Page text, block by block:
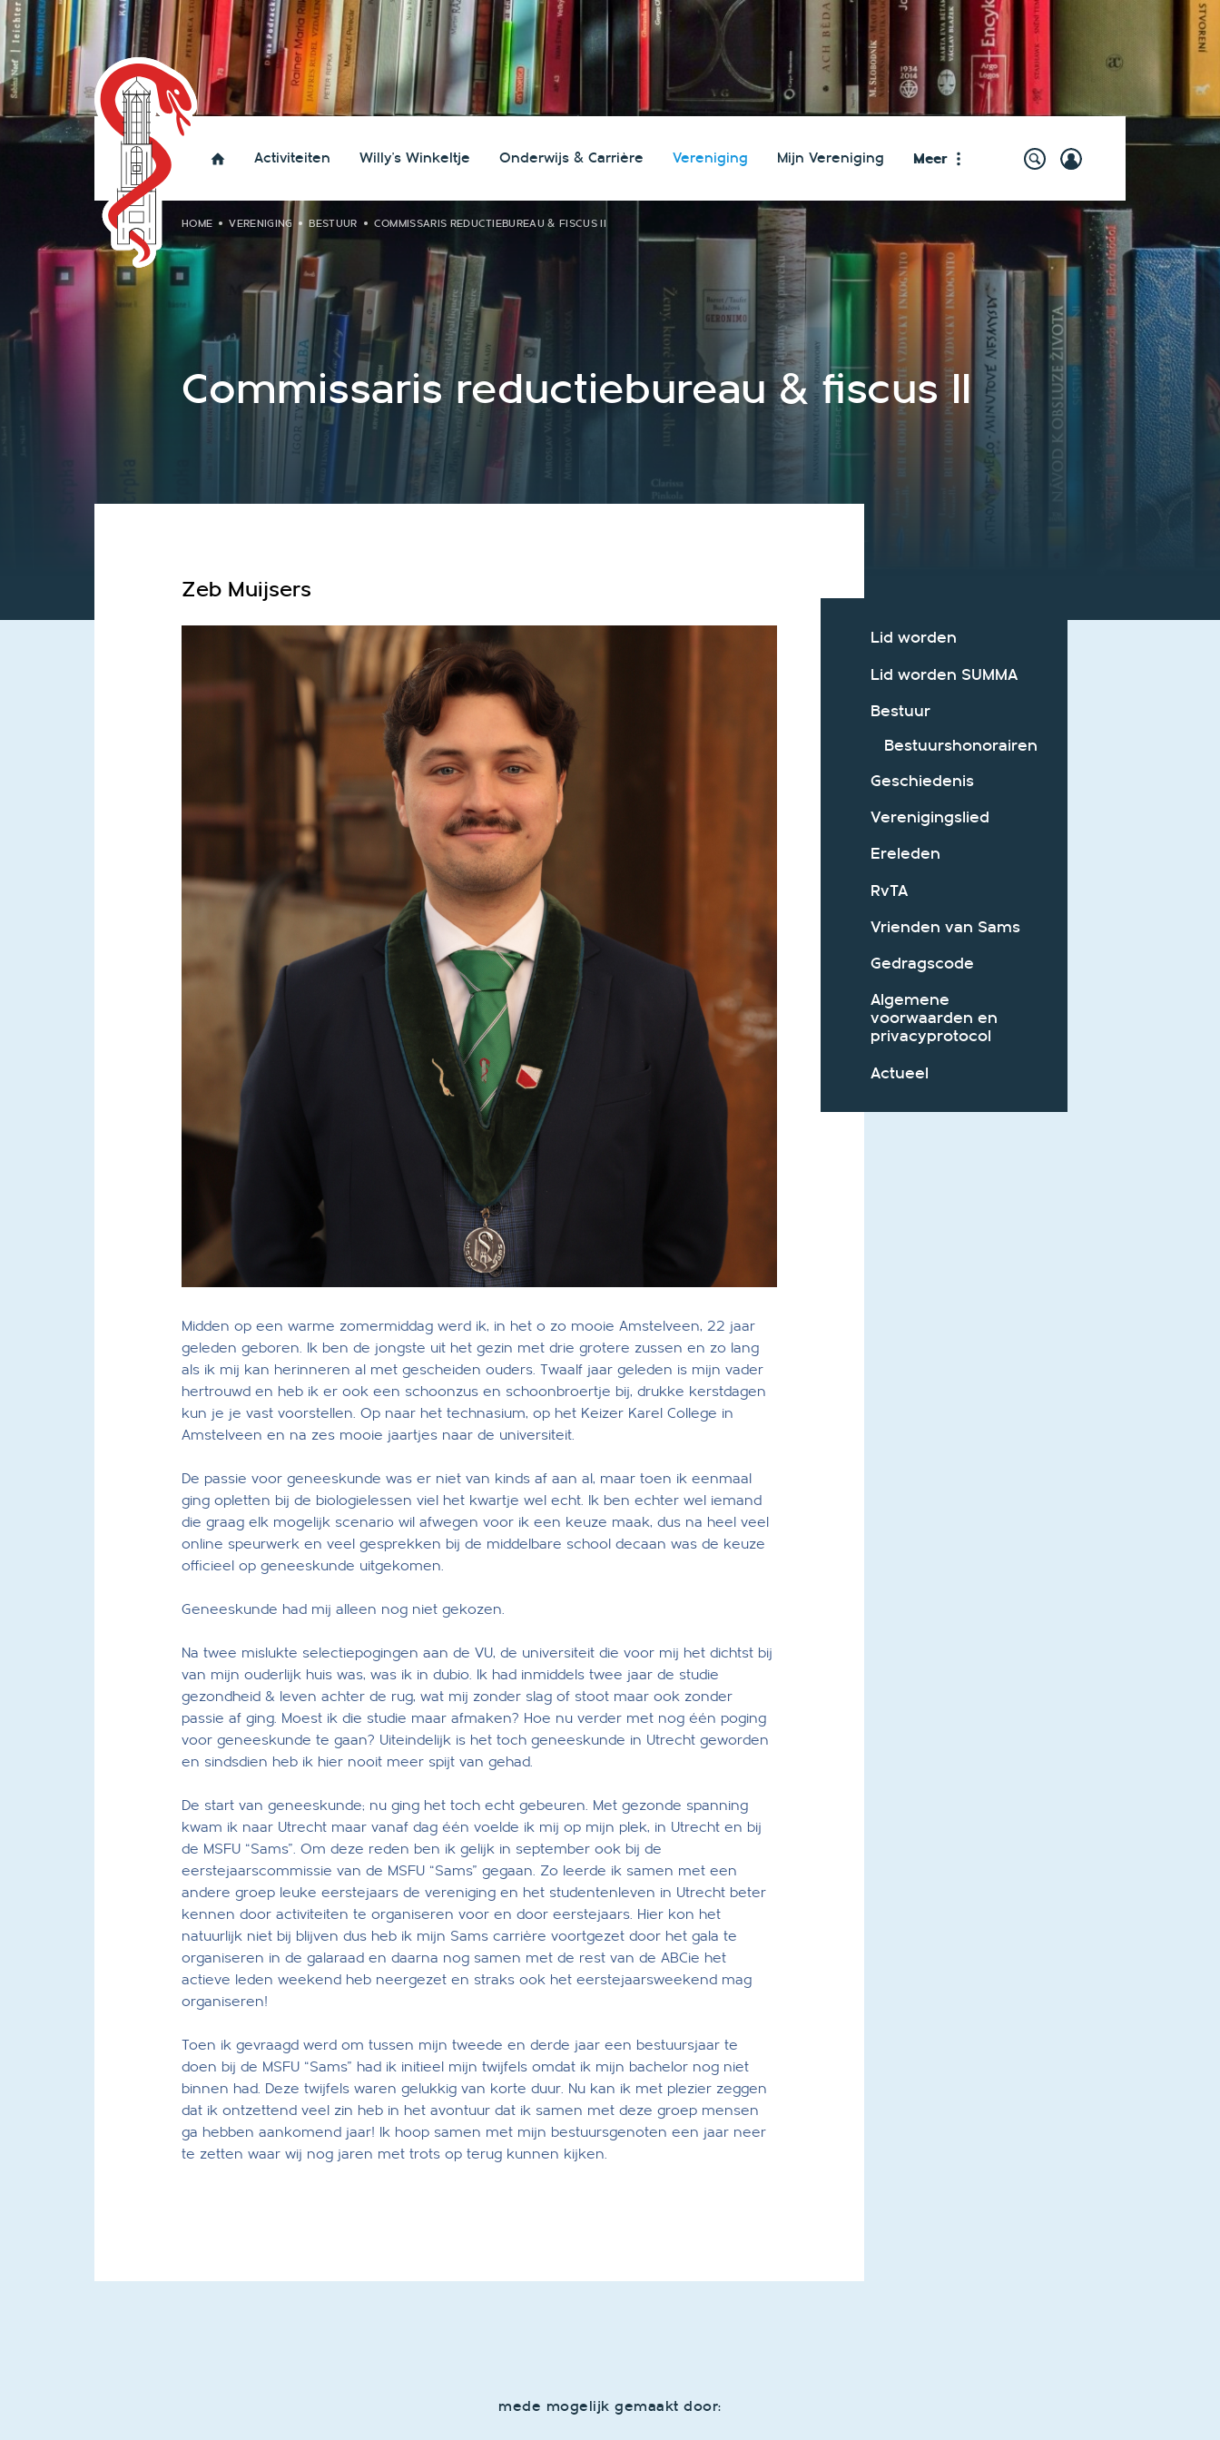
Activiteiten Willy's Winkeltje Onderwijs & Carrière Vereniging Mijn Vereniging Meer
search
HOME VERENIGING BESTUUR COMMISSARIS REDUCTIEBUREAU & FISCUS II
Commissaris reductiebureau & fiscus II
Zeb Muijsers
Midden op een warme zomermiddag werd ik, in het o zo mooie Amstelveen, 22 jaar
geleden geboren. Ik ben de jongste uit het gezin met drie grotere zussen en zo lang
als ik mij kan herinneren al met gescheiden ouders. Twaalf jaar geleden is mijn vader
hertrouwd en heb ik er ook een schoonzus en schoonbroertje bij, drukke kerstdagen
kun je je vast voorstellen. Op naar het technasium, op het Keizer Karel College in
Amstelveen en na zes mooie jaartjes naar de universiteit.
De passie voor geneeskunde was er niet van kinds af aan al, maar toen ik eenmaal
ging opletten bij de biologielessen viel het kwartje wel echt. Ik ben echter wel iemand
die graag elk mogelijk scenario wil afwegen voor ik een keuze maak, dus na heel veel
online speurwerk en veel gesprekken bij de middelbare school decaan was de keuze
officieel op geneeskunde uitgekomen.
Geneeskunde had mij alleen nog niet gekozen.
Na twee mislukte selectiepogingen aan de VU, de universiteit die voor mij het dichtst bij
van mijn ouderlijk huis was, was ik in dubio. Ik had inmiddels twee jaar de studie
gezondheid & leven achter de rug, wat mij zonder slag of stoot maar ook zonder
passie af ging. Moest ik die studie maar afmaken? Hoe nu verder met nog één poging
voor geneeskunde te gaan? Uiteindelijk is het toch geneeskunde in Utrecht geworden
en sindsdien heb ik hier nooit meer spijt van gehad.
De start van geneeskunde; nu ging het toch echt gebeuren. Met gezonde spanning
kwam ik naar Utrecht maar vanaf dag één voelde ik mij op mijn plek, in Utrecht en bij
de MSFU “Sams”. Om deze reden ben ik gelijk in september ook bij de
eerstejaarscommissie van de MSFU “Sams” gegaan. Zo leerde ik samen met een
andere groep leuke eerstejaars de vereniging en het studentenleven in Utrecht beter
kennen door activiteiten te organiseren voor en door eerstejaars. Hier kon het
natuurlijk niet bij blijven dus heb ik mijn Sams carrière voortgezet door het gala te
organiseren in de galaraad en daarna nog samen met de rest van de ABCie het
actieve leden weekend heb neergezet en straks ook het eerstejaarsweekend mag
organiseren!
Toen ik gevraagd werd om tussen mijn tweede en derde jaar een bestuursjaar te
doen bij de MSFU “Sams” had ik initieel mijn twijfels omdat ik mijn bachelor nog niet
binnen had. Deze twijfels waren gelukkig van korte duur. Nu kan ik met plezier zeggen
dat ik ontzettend veel zin heb in het avontuur dat ik samen met deze groep mensen
ga hebben aankomend jaar! Ik hoop samen met mijn bestuursgenoten een jaar neer
te zetten waar wij nog jaren met trots op terug kunnen kijken.
Lid worden
Lid worden SUMMA
Bestuur
Bestuurshonorairen
Geschiedenis
Verenigingslied
Ereleden
RvTA
Vrienden van Sams
Gedragscode
Algemene
voorwaarden en
privacyprotocol
Actueel
mede mogelijk gemaakt door: